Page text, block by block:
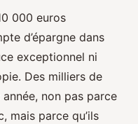
économiser
lecture
000 euros
d’épargne dans
exceptionnel ni
Des milliers de
non pas parce
mais parce qu’ils